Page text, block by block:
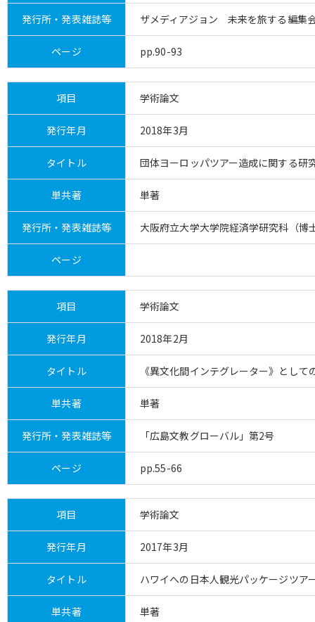
発行所・発表雑誌等 ザメディアジョン 未来を旅する編集
ページ pp.90-93
項目 学術論文
発行年月 2018年3月
タイトル 団体ヨーロッパツアー造成に関する研
単共著 単著
発行所・発表雑誌等 大阪府立大学大学院経済学研究科（博
ページ
項目 学術論文
発行年月 2018年2月
タイトル 《異文化間インテグレーター》とし
単共著 単著
発行所・発表雑誌等 「広島文教グローバル」第2号
ページ pp.55-66
項目 学術論文
発行年月 2017年3月
タイトル ハワイへの日本人観光パッケージツ
単共著 単著